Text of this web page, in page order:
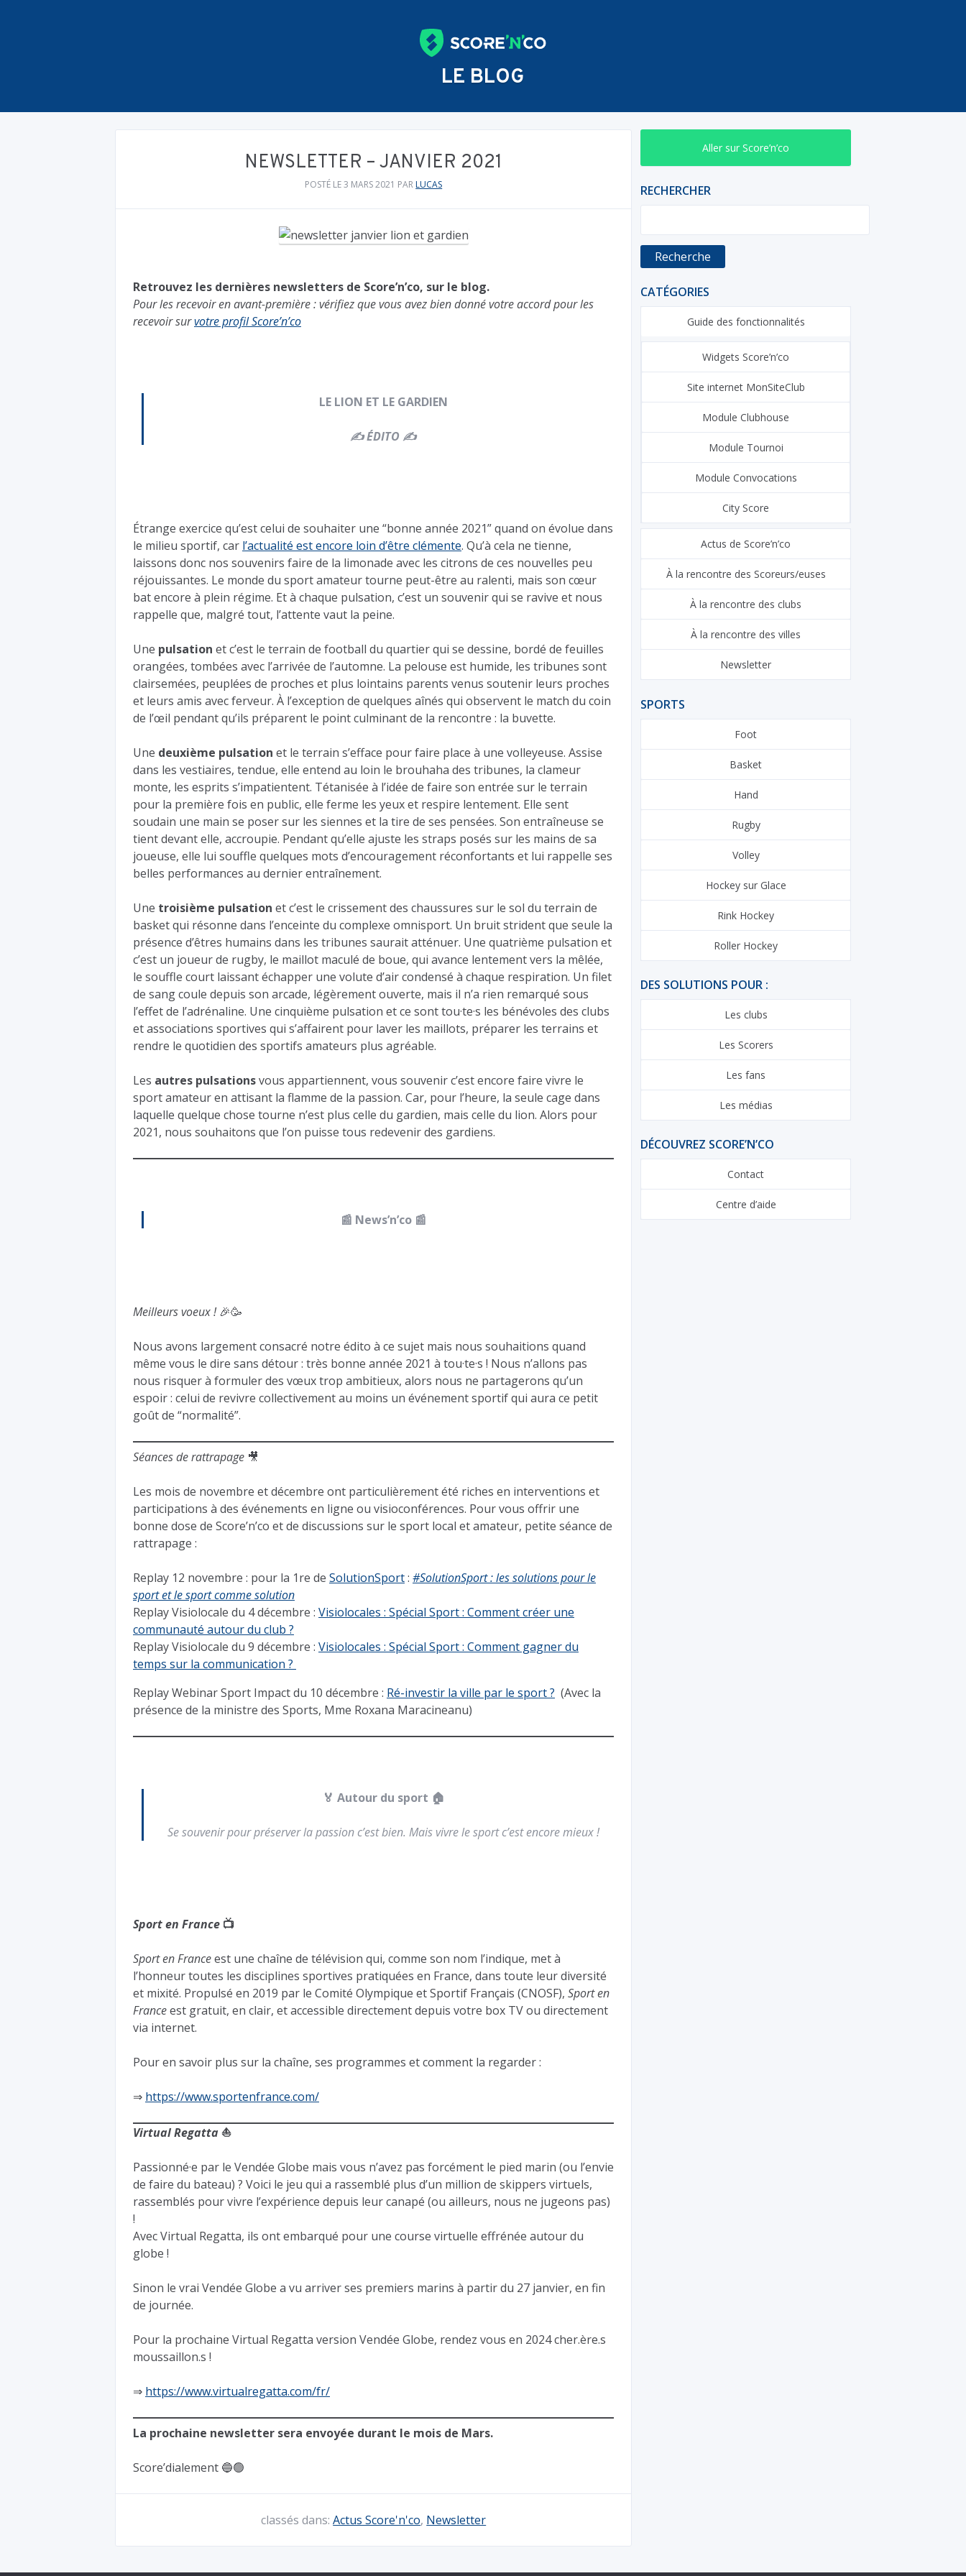
LE BLOG
NEWSLETTER – JANVIER 2021
POSTÉ LE 3 MARS 2021 PARLUCAS
Retrouvez les dernières newsletters de Score’n’co, sur le blog.
Pour les recevoir en avant-première : vérifiez que vous avez bien donné votre accord pour les
recevoir survotre profil Score’n’co
LE LION ET LE GARDIEN
✍️ ÉDITO ✍️
Étrange exercice qu’est celui de souhaiter une “bonne année 2021” quand on évolue dans
le milieu sportif, car l’actualité est encore loin d’être clémente. Qu’à cela ne tienne,
laissons donc nos souvenirs faire de la limonade avec les citrons de ces nouvelles peu
réjouissantes. Le monde du sport amateur tourne peut-être au ralenti, mais son cœur
bat encore à plein régime. Et à chaque pulsation, c’est un souvenir qui se ravive et nous
rappelle que, malgré tout, l’attente vaut la peine.
Une pulsation et c’est le terrain de football du quartier qui se dessine, bordé de feuilles
orangées, tombées avec l’arrivée de l’automne. La pelouse est humide, les tribunes sont
clairsemées, peuplées de proches et plus lointains parents venus soutenir leurs proches
et leurs amis avec ferveur. À l’exception de quelques aînés qui observent le match du coin
de l’œil pendant qu’ils préparent le point culminant de la rencontre : la buvette.
Une deuxième pulsation et le terrain s’efface pour faire place à une volleyeuse. Assise
dans les vestiaires, tendue, elle entend au loin le brouhaha des tribunes, la clameur
monte, les esprits s’impatientent. Tétanisée à l’idée de faire son entrée sur le terrain
pour la première fois en public, elle ferme les yeux et respire lentement. Elle sent
soudain une main se poser sur les siennes et la tire de ses pensées. Son entraîneuse se
tient devant elle, accroupie. Pendant qu’elle ajuste les straps posés sur les mains de sa
joueuse, elle lui souffle quelques mots d’encouragement réconfortants et lui rappelle ses
belles performances au dernier entraînement.
Une troisième pulsation et c’est le crissement des chaussures sur le sol du terrain de
basket qui résonne dans l’enceinte du complexe omnisport. Un bruit strident que seule la
présence d’êtres humains dans les tribunes saurait atténuer. Une quatrième pulsation et
c’est un joueur de rugby, le maillot maculé de boue, qui avance lentement vers la mêlée,
le souffle court laissant échapper une volute d’air condensé à chaque respiration. Un filet
de sang coule depuis son arcade, légèrement ouverte, mais il n’a rien remarqué sous
l’effet de l’adrénaline. Une cinquième pulsation et ce sont tou·te·s les bénévoles des clubs
et associations sportives qui s’affairent pour laver les maillots, préparer les terrains et
rendre le quotidien des sportifs amateurs plus agréable.
Les autres pulsationsvous appartiennent, vous souvenir c’est encore faire vivre le
sport amateur en attisant la flamme de la passion. Car, pour l’heure, la seule cage dans
laquelle quelque chose tourne n’est plus celle du gardien, mais celle du lion. Alors pour
2021, nous souhaitons que l’on puisse tous redevenir des gardiens.
📰 News’n’co 📰
Meilleurs voeux !🎉🥳
Nous avons largement consacré notre édito à ce sujet mais nous souhaitions quand
même vous le dire sans détour : très bonne année 2021 à tou·te·s ! Nous n’allons pas
nous risquer à formuler des vœux trop ambitieux, alors nous ne partagerons qu’un
espoir : celui de revivre collectivement au moins un événement sportif qui aura ce petit
goût de “normalité”.
Séances de rattrapage 🎥
Les mois de novembre et décembre ont particulièrement été riches en interventions et
participations à des événements en ligne ou visioconférences. Pour vous offrir une
bonne dose de Score’n’co et de discussions sur le sport local et amateur, petite séance de
rattrapage :
Replay 12 novembre : pour la 1re de SolutionSport: #SolutionSport : les solutions pour le
sport et le sport comme solution
Replay Visiolocale du 4 décembre : Visiolocales : Spécial Sport : Comment créer une
communauté autour du club ?
Replay Visiolocale du 9 décembre : Visiolocales : Spécial Sport : Comment gagner du
temps sur la communication ?
Replay Webinar Sport Impact du 10 décembre : Ré-investir la ville par le sport ? (Avec la
présence de la ministre des Sports, Mme Roxana Maracineanu)
🏅 Autour du sport 🏠
Se souvenir pour préserver la passion c’est bien. Mais vivre le sport c’est encore mieux !
Sport en France 📺
Sport en Franceest une chaîne de télévision qui, comme son nom l’indique, met à
l’honneur toutes les disciplines sportives pratiquées en France, dans toute leur diversité
et mixité. Propulsé en 2019 par le Comité Olympique et Sportif Français (CNOSF), Sport en
Franceest gratuit, en clair, et accessible directement depuis votre box TV ou directement
via internet.
Pour en savoir plus sur la chaîne, ses programmes et comment la regarder :
⇒ https://www.sportenfrance.com/
Virtual Regatta⛵️
Passionné·e par le Vendée Globe mais vous n’avez pas forcément le pied marin (ou l’envie
de faire du bateau) ? Voici le jeu qui a rassemblé plus d’un million de skippers virtuels,
rassemblés pour vivre l’expérience depuis leur canapé (ou ailleurs, nous ne jugeons pas)
!
Avec Virtual Regatta, ils ont embarqué pour une course virtuelle effrénée autour du
globe !
Sinon le vrai Vendée Globe a vu arriver ses premiers marins à partir du 27 janvier, en fin
de journée.
Pour la prochaine Virtual Regatta version Vendée Globe, rendez vous en 2024 cher.ère.s
moussaillon.s !
⇒ https://www.virtualregatta.com/fr/
La prochaine newsletter sera envoyée durant le mois de Mars.
Score’dialement 🔵🟢
classés dans:Actus Score'n'co, Newsletter
Aller sur Score’n’co
RECHERCHER
Recherche
CATÉGORIES
Guide des fonctionnalités
Widgets Score’n’co
Site internet MonSiteClub
Module Clubhouse
Module Tournoi
Module Convocations
City Score
Actus de Score’n’co
À la rencontre des Scoreurs/euses
À la rencontre des clubs
À la rencontre des villes
Newsletter
SPORTS
Foot
Basket
Hand
Rugby
Volley
Hockey sur Glace
Rink Hockey
Roller Hockey
DES SOLUTIONS POUR :
Les clubs
Les Scorers
Les fans
Les médias
DÉCOUVREZ SCORE’N’CO
Contact
Centre d’aide